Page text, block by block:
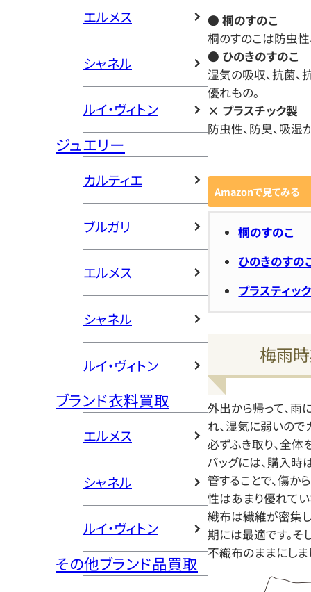
エルメス
シャネル
ルイ・ヴィトン
ジュエリー
カルティエ
ブルガリ
エルメス
シャネル
ルイ・ヴィトン
ブランド衣料買取
エルメス
シャネル
ルイ・ヴィトン
その他ブランド品買取
● 桐のすのこ
桐のすのこは防虫性
● ひのきのすのこ
湿気の吸収、抗菌、
優れもの。
× プラスチック製
防虫性、防臭、吸湿
Amazonで見てみる
桐のすのこ
ひのきのすの
プラスティッ
梅雨
外出から帰って、雨
れ、湿気に弱いの
必ずふき取り、全体
バッグには、購入
管することで、傷か
性はあまり優れて
織布は繊維が密集
期には最適です。
不織布のままにしま